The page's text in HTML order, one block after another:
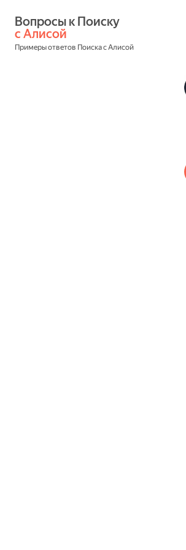
с Алисой
Примеры ответов Поиска с Алисой